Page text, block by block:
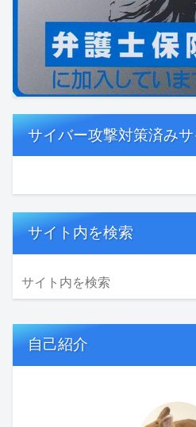
サイバー攻撃対策済みサ
サイト内を検索
自己紹介